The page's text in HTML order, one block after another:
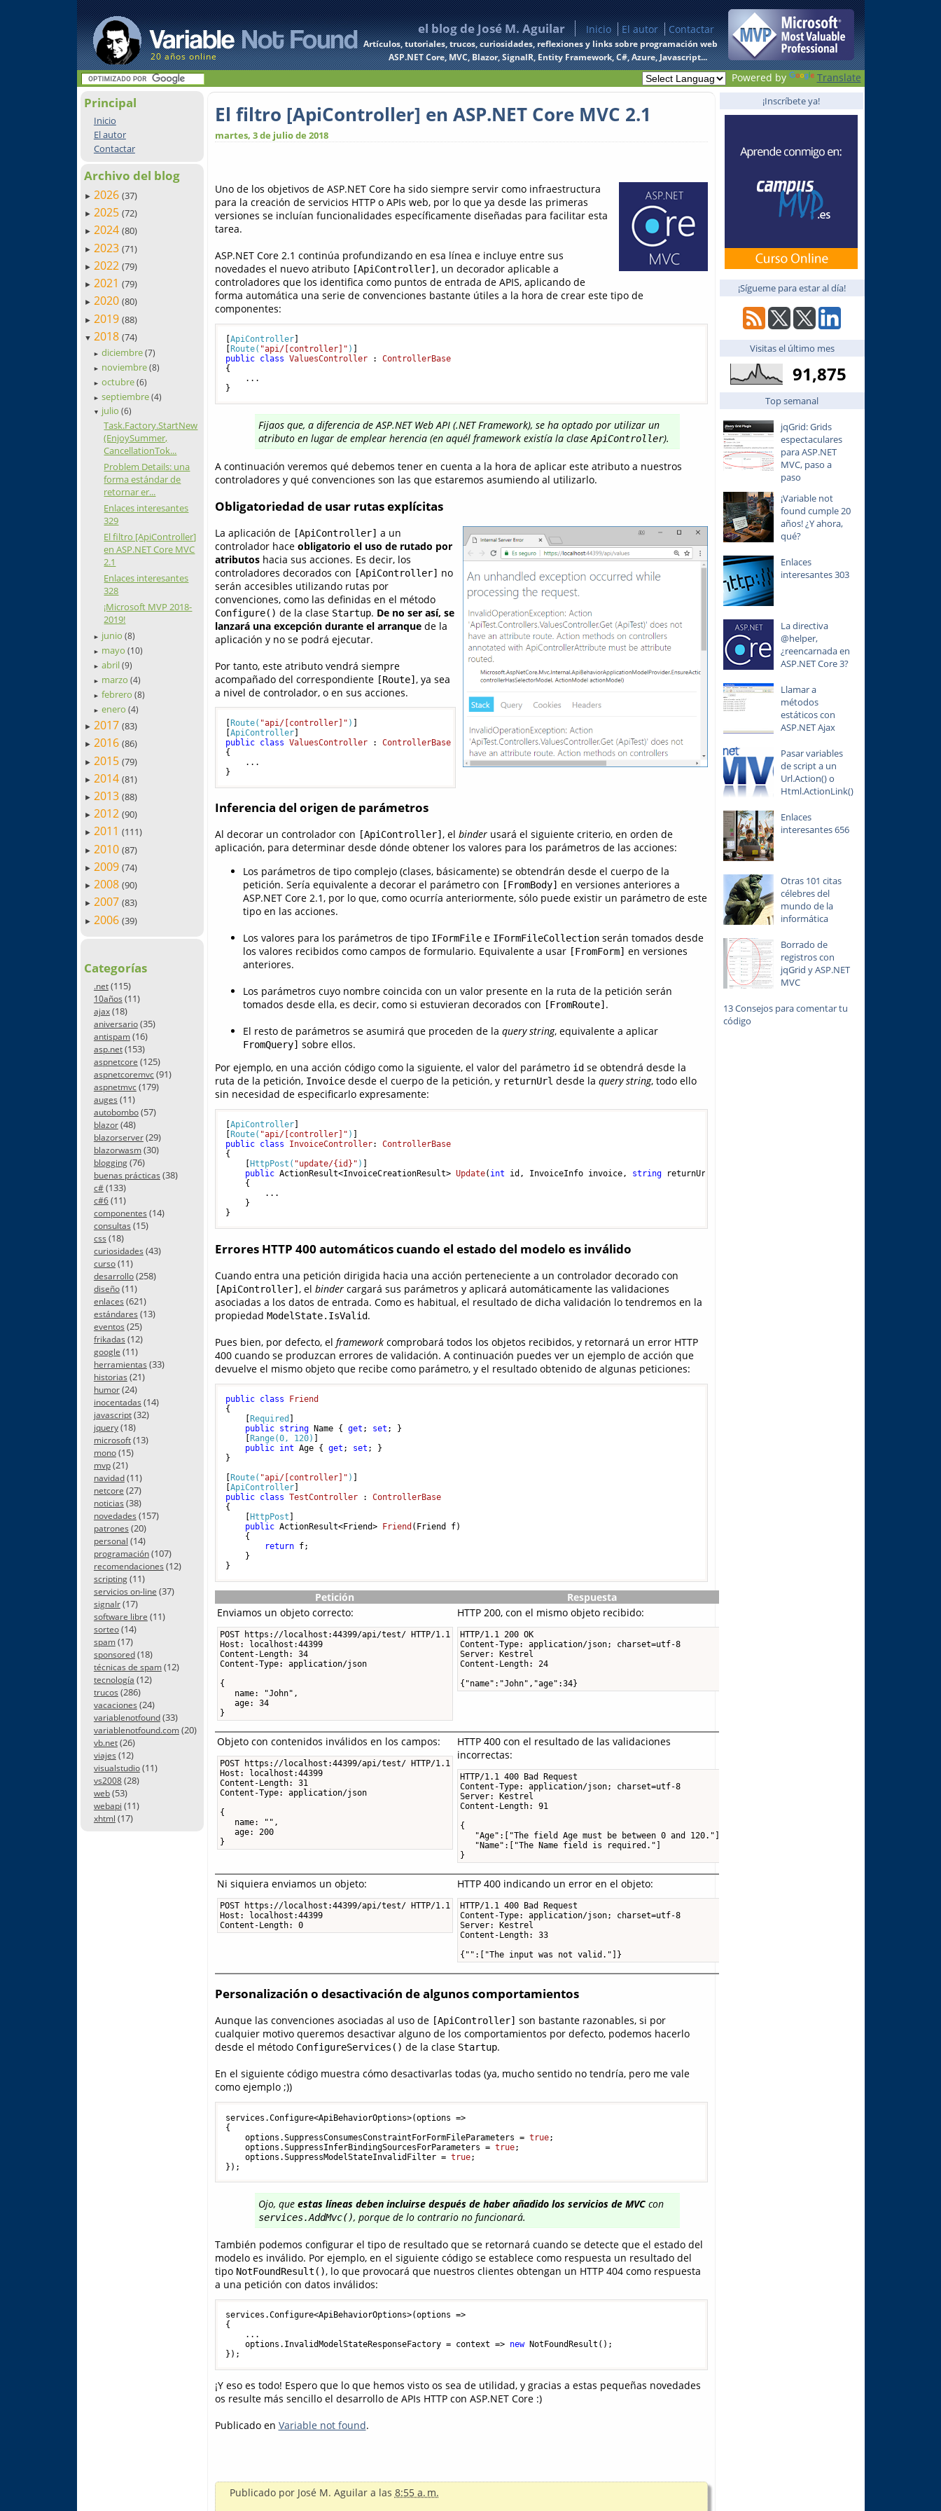
20 años online
el blog de José M. Aguilar Inicio El autor Contactar
Artículos, tutoriales, trucos, curiosidades, reflexiones y links sobre programación web
ASP.NET Core, MVC, Blazor, SignalR, Entity Framework, C#, Azure, Javascript...
Powered by Translate
Principal
Inicio
El autor
Contactar
Archivo del blog
► 2026 (37)
► 2025 (72)
► 2024 (80)
► 2023 (71)
► 2022 (79)
► 2021 (79)
► 2020 (80)
► 2019 (88)
▼ 2018 (74)
► diciembre(7)
► noviembre(8)
► octubre(6)
► septiembre(4)
▼ julio(6)
Task.Factory.StartNew
(EnjoySummer,
CancellationTok...
Problem Details: una
forma estándar de
retornar er...
Enlaces interesantes
329
El filtro [ApiController]
en ASP.NET Core MVC
2.1
Enlaces interesantes
328
¡Microsoft MVP 2018-
2019!
► junio(8)
► mayo(10)
► abril(9)
► marzo(4)
► febrero(8)
► enero(4)
► 2017 (83)
► 2016 (86)
► 2015 (79)
► 2014 (81)
► 2013 (88)
► 2012 (90)
► 2011 (111)
► 2010 (87)
► 2009 (74)
► 2008 (90)
► 2007 (83)
► 2006 (39)
Categorías
.net(115)
10años (11)
ajax(18)
aniversario(35)
antispam(16)
asp.net(153)
aspnetcore (125)
aspnetcoremvc(91)
aspnetmvc(179)
auges (11)
autobombo(57)
blazor(48)
blazorserver(29)
blazorwasm(30)
blogging(76)
buenas prácticas (38)
c#(133)
c#6(11)
componentes (14)
consultas (15)
css (18)
curiosidades (43)
curso(11)
desarrollo(258)
diseño(11)
enlaces (621)
estándares (13)
eventos (25)
frikadas (12)
google (11)
herramientas (33)
historias (21)
humor(24)
inocentadas (14)
javascript(32)
jquery(18)
microsoft(13)
mono(15)
mvp(21)
navidad(11)
netcore (27)
noticias (38)
novedades (157)
patrones (20)
personal (14)
programación(107)
recomendaciones (12)
scripting(11)
servicios on-line (37)
signalr(17)
software libre (11)
sorteo(14)
spam(17)
sponsored(18)
técnicas de spam(12)
tecnología (12)
trucos (286)
vacaciones (24)
variablenotfound(33)
variablenotfound.com(20)
vb.net(26)
viajes (12)
visualstudio(11)
vs2008(28)
web(53)
webapi (11)
xhtml (17)
El filtro [ApiController] en ASP.NET Core MVC 2.1
martes, 3 de julio de 2018
Uno de los objetivos de ASP.NET Core ha sido siempre servir como infraestructura
para la creación de servicios HTTP o APIs web, por lo que ya desde las primeras
versiones se incluían funcionalidades específicamente diseñadas para facilitar esta
tarea.
ASP.NET Core 2.1 continúa profundizando en esa línea e incluye entre sus
novedades el nuevo atributo [ApiController] , un decorador aplicable a
controladores que los identifica como puntos de entrada de APIS, aplicando de
forma automática una serie de convenciones bastante útiles a la hora de crear este tipo de
componentes:
[ApiController
Route( "api/[controller]" )
public class ValuesController : ControllerBase
{
    ...
}
Fijaos que, a diferencia de ASP.NET Web API (.NET Framework), se ha optado por utilizar un
atributo en lugar de emplear herencia (en aquélframework existía la claseApiController).
A continuación veremos qué debemos tener en cuenta a la hora de aplicar este atributo a nuestros
controladores y qué convenciones son las que estaremos asumiendo al utilizarlo.
Obligatoriedad de usar rutas explícitas
La aplicación de [ApiController] a un
controlador hace obligatorio el uso de rutado por
atributoshacia sus acciones. Es decir, los
controladores decorados con [ApiController] no
serán accesibles utilizando rutas por
convenciones, como las definidas en el método
Configure() de la clase Startup. De no ser así, se
lanzará una excepción durante el arranquede la
aplicación y no se podrá ejecutar.
Por tanto, este atributo vendrá siempre
acompañado del correspondiente [Route], ya sea
a nivel de controlador, o en sus acciones.
Route( "api/[controller]" )
[ApiController
public class ValuesController : ControllerBase
{
    ...
}
Inferencia del origen de parámetros
Al decorar un controlador con [ApiController] , el binderusará el siguiente criterio, en orden de
aplicación, para determinar desde dónde obtener los valores para los parámetros de las acciones:
Los parámetros de tipo complejo (clases, básicamente) se obtendrán desde el cuerpo de la
petición. Sería equivalente a decorar el parámetro con [FromBody] en versiones anteriores a
ASP.NET Core 2.1, por lo que, como ocurría anteriormente, sólo puede existir un parámetro de este
tipo en las acciones.
Los valores para los parámetros de tipo IFormFilee IFormFileCollectionserán tomados desde
los valores recibidos como campos de formulario. Equivalente a usar [FromForm] en versiones
anteriores.
Los parámetros cuyo nombre coincida con un valor presente en la ruta de la petición serán
tomados desde ella, es decir, como si estuvieran decorados con [FromRoute] .
El resto de parámetros se asumirá que proceden de la query string, equivalente a aplicar
FromQuery] sobre ellos.
Por ejemplo, en una acción código como la siguiente, el valor del parámetro idse obtendrá desde la
ruta de la petición, Invoicedesde el cuerpo de la petición, y returnUrl desde la query string, todo ello
sin necesidad de especificarlo expresamente:
[ApiController
Route( "api/[controller]" )
public class InvoiceController: ControllerBase
{
HttpPost( "update/{id}" )
public ActionResult<InvoiceCreationResult> Update( int id, InvoiceInfo invoice, string returnUrl
    {
        ...
    }
}
Errores HTTP 400 automáticos cuando el estado del modelo es inválido
Cuando entra una petición dirigida hacia una acción perteneciente a un controlador decorado con
[ApiController] , el bindercargará sus parámetros y aplicará automáticamente las validaciones
asociadas a los datos de entrada. Como es habitual, el resultado de dicha validación lo tendremos en la
propiedad ModelState.IsValid.
Pues bien, por defecto, el frameworkcomprobará todos los objetos recibidos, y retornará un error HTTP
400 cuando se produzcan errores de validación. A continuación puedes ver un ejemplo de acción que
devuelve el mismo objeto que recibe como parámetro, y el resultado obtenido de algunas peticiones:
public class
Friend
{
Required
public string Name { get ; set ; }
Range(0, 120)
public int Age { get ; set ; }
}
Route( "api/[controller]" )
[ApiController
public class TestController : ControllerBase
{
HttpPost
public ActionResult<Friend> Friend ( Friend f)
    {
return f;
    }
}
Petición
Respuesta
Enviamos un objeto correcto:
POST https://localhost:44399/api/test/ HTTP/1.1
Host: localhost:44399
Content-Length: 34
Content-Type: application/json
{
name: "John",
age: 34
}
HTTP 200, con el mismo objeto recibido:
HTTP/1.1 200 OK
Content-Type: application/json; charset=utf-8
Server: Kestrel
Content-Length: 24
{"name":"John","age":34}
Objeto con contenidos inválidos en los campos:
POST https://localhost:44399/api/test/ HTTP/1.1
Host: localhost:44399
Content-Length: 31
Content-Type: application/json
{
name: "",
age: 200
}
HTTP 400 con el resultado de las validaciones
incorrectas:
HTTP/1.1 400 Bad Request
Content-Type: application/json; charset=utf-8
Server: Kestrel
Content-Length: 91
{
"Age":["The field Age must be between 0 and 120."],
"Name":["The Name field is required."]
}
Ni siquiera enviamos un objeto:
POST https://localhost:44399/api/test/ HTTP/1.1
Host: localhost:44399
Content-Length: 0
HTTP 400 indicando un error en el objeto:
HTTP/1.1 400 Bad Request
Content-Type: application/json; charset=utf-8
Server: Kestrel
Content-Length: 33
{"":["The input was not valid."]}
Personalización o desactivación de algunos comportamientos
Aunque las convenciones asociadas al uso de [ApiController] son bastante razonables, si por
cualquier motivo queremos desactivar alguno de los comportamientos por defecto, podemos hacerlo
desde el método ConfigureServices() de la clase Startup.
En el siguiente código muestra cómo desactivarlas todas (ya, mucho sentido no tendría, pero me vale
como ejemplo ;))
services.Configure<ApiBehaviorOptions>(options =>
{
    options.SuppressConsumesConstraintForFormFileParameters =
true;
    options.SuppressInferBindingSourcesForParameters =
true;
    options.SuppressModelStateInvalidFilter =
true;
});
Ojo, queestas líneas deben incluirse después de haber añadido los servicios de MVC con
services.AddMvc(), porque de lo contrario no funcionará.
También podemos configurar el tipo de resultado que se retornará cuando se detecte que el estado del
modelo es inválido. Por ejemplo, en el siguiente código se establece como respuesta un resultado del
tipo NotFoundResult(), lo que provocará que nuestros clientes obtengan un HTTP 404 como respuesta
a una petición con datos inválidos:
services.Configure<ApiBehaviorOptions>(options =>
{
    ...
    options.InvalidModelStateResponseFactory = context =>
new NotFoundResult();
});
¡Y eso es todo! Espero que lo que hemos visto os sea de utilidad, y gracias a estas pequeñas novedades
os resulte más sencillo el desarrollo de APIs HTTP con ASP.NET Core :)
Publicado en Variable not found.
Publicado por José M. Aguilar a las 8:55 a. m.
¡Inscríbete ya!
¡Sígueme para estar al día!
Visitas el último mes
91,875
Top semanal
jqGrid: Grids
espectaculares
para ASP.NET
MVC, paso a
paso
¡Variable not
found cumple 20
años! ¿Y ahora,
qué?
Enlaces
interesantes 303
La directiva
@helper,
¿reencarnada en
ASP.NET Core 3?
Llamar a
métodos
estáticos con
ASP.NET Ajax
Pasar variables
de script a un
Url.Action() o
Html.ActionLink()
Enlaces
interesantes 656
Otras 101 citas
célebres del
mundo de la
informática
Borrado de
registros con
jqGrid y ASP.NET
MVC
13 Consejos para comentar tu
código